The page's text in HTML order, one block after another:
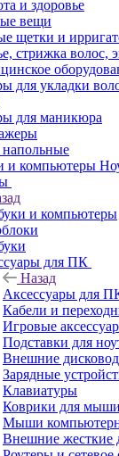
и здоровье
вещи
щетки и
стрижка волос,
для укладки
для маникюра
и компьютеры
для ПК
Назад
Аксессуары для
Кабели и
Игровые
Подставки для
Внешние
Зарядные
Клавиатуры
Коврики для мыши
Мыши
Внешние жесткие